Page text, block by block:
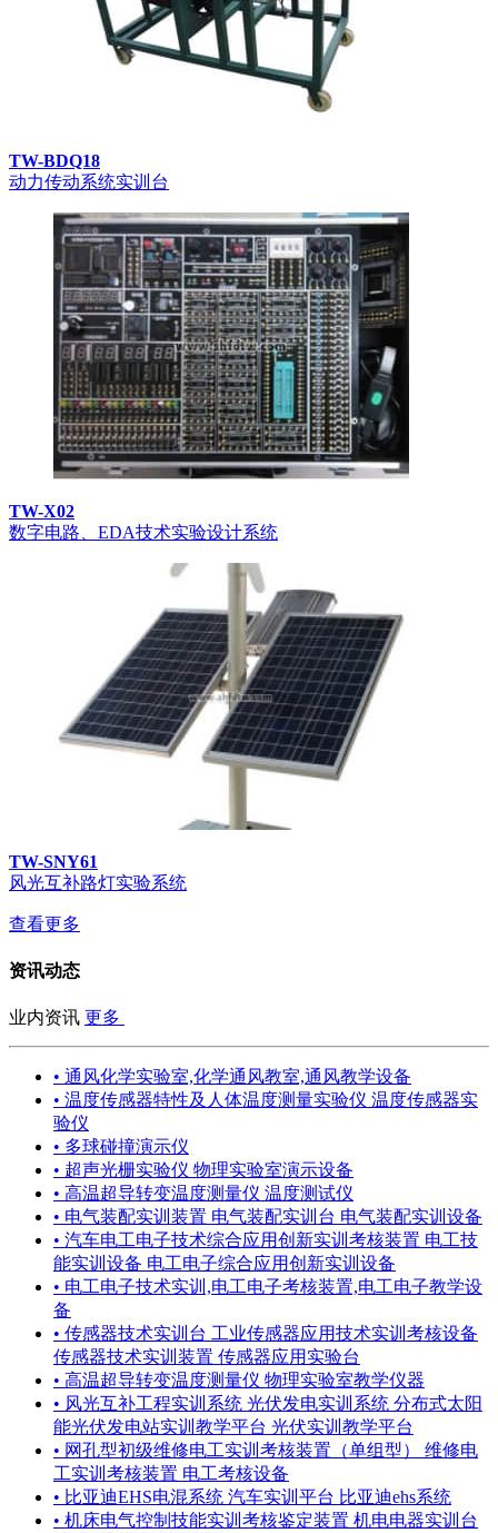
TW-BDQ18
动力传动系统实训台
TW-X02
数字电路、EDA技术实验设计系统
TW-SNY61
风光互补路灯实验系统
查看更多
资讯动态
业内资讯 更多
• 通风化学实验室,化学通风教室,通风教学设备
• 温度传感器特性及人体温度测量实验仪 温度传感器实
验仪
• 多球碰撞演示仪
• 超声光栅实验仪 物理实验室演示设备
• 高温超导转变温度测量仪 温度测试仪
• 电气装配实训装置 电气装配实训台 电气装配实训设备
• 汽车电工电子技术综合应用创新实训考核装置 电工技
能实训设备 电工电子综合应用创新实训设备
• 电工电子技术实训,电工电子考核装置,电工电子教学设
备
• 传感器技术实训台 工业传感器应用技术实训考核设备
传感器技术实训装置 传感器应用实验台
• 高温超导转变温度测量仪 物理实验室教学仪器
• 风光互补工程实训系统 光伏发电实训系统 分布式太阳
能光伏发电站实训教学平台 光伏实训教学平台
• 网孔型初级维修电工实训考核装置（单组型） 维修电
工实训考核装置 电工考核设备
• 比亚迪EHS电混系统 汽车实训平台 比亚迪ehs系统
• 机床电气控制技能实训考核鉴定装置 机电电器实训台